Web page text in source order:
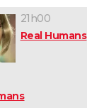
21h00
Real Humans